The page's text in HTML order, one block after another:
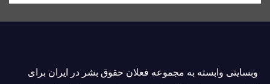
وبسايتى وابسته به مجموعه فعلان حقوق بشر در ایران برای